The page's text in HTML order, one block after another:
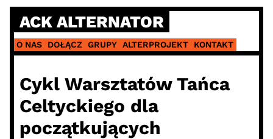
Skip
content
ACK ALTERNATOR
O NAS DOŁĄCZ GRUPY ALTERPROJEKT KONTAKT
Cykl Warsztatów Tańca
Celtyckiego dla
początkujących